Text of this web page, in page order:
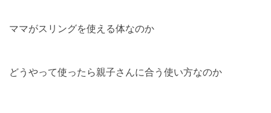
ママがスリングを使える体なのか
どうやって使ったら親子さんに合う使い方なのか